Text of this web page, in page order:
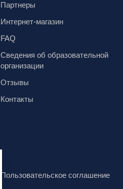
Партнеры
Интернет-магазин
FAQ
Сведения об образовательной
организации
Отзывы
Контакты
Пользовательское соглашение